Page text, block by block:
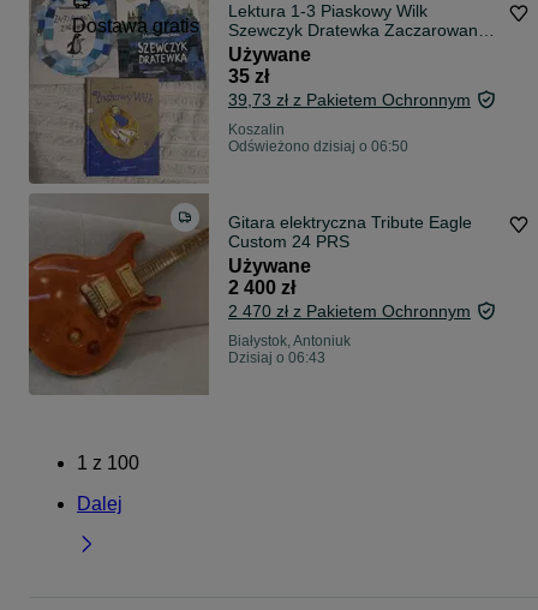
Dostawa gratis
Lektura 1-3 Piaskowy Wilk
Szewczyk Dratewka Zaczarowana
Zagroda
Używane
35 zł
39,73 zł z Pakietem Ochronnym
Koszalin
Odświeżono dzisiaj o 06:50
Gitara elektryczna Tribute Eagle
Custom 24 PRS
Używane
2 400 zł
2 470 zł z Pakietem Ochronnym
Białystok, Antoniuk
Dzisiaj o 06:43
1 z 100
Dalej